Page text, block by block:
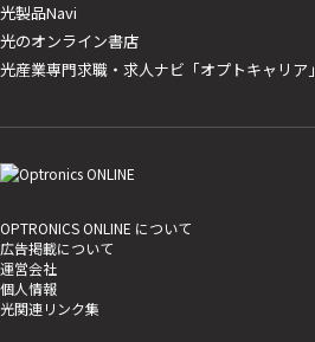
光製品Navi
光のオンライン書店
光産業専門求職・求人ナビ「オプトキャリア」
OPTRONICS ONLINE について
広告掲載について
運営会社
個人情報
光関連リンク集